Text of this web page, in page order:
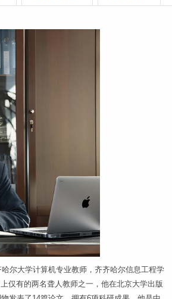
尔大学计算机专业教师，齐齐哈尔信息工程学
仅有的两名聋人教师之一，他在北京大学出版